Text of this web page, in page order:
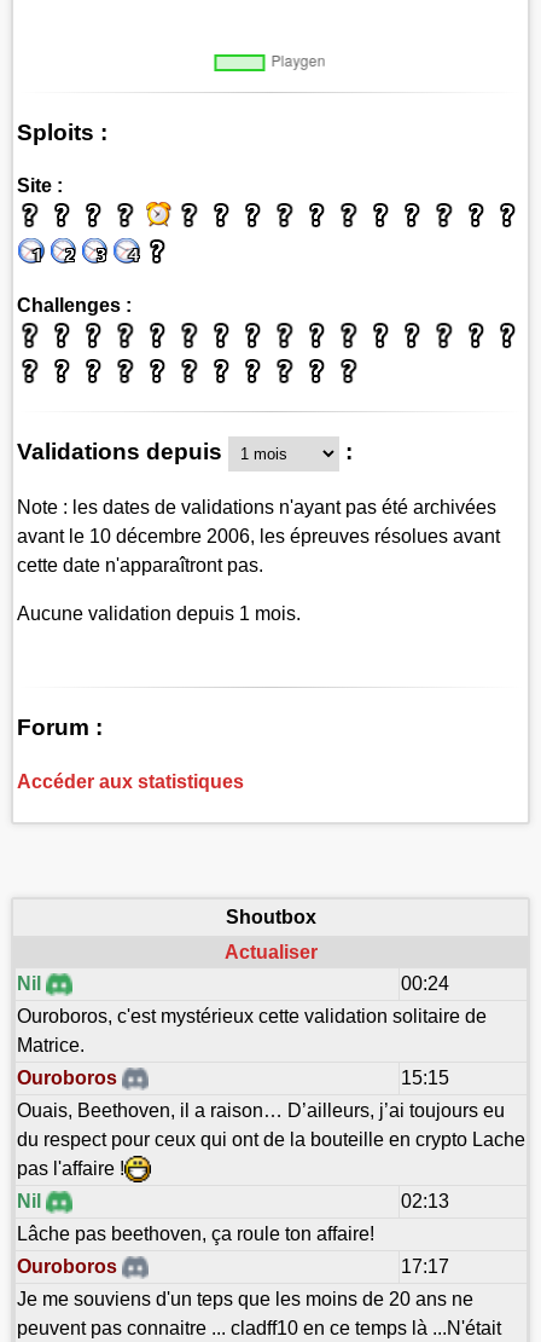
Sploits :
Site :
Challenges :
Validations depuis :
Note : les dates de validations n'ayant pas été archivées
avant le 10 décembre 2006, les épreuves résolues avant
cette date n'apparaîtront pas.
Aucune validation depuis 1 mois.
Forum :
Accéder aux statistiques
Shoutbox
Actualiser
Nil
00:24
Ouroboros, c'est mystérieux cette validation solitaire de
Matrice.
Ouroboros
15:15
Ouais, Beethoven, il a raison… D’ailleurs, j’ai toujours eu
du respect pour ceux qui ont de la bouteille en crypto Lache
pas l'affaire !
Nil
02:13
Lâche pas beethoven, ça roule ton affaire!
Ouroboros
17:17
Je me souviens d'un teps que les moins de 20 ans ne
peuvent pas connaitre ... cladff10 en ce temps là ...N'était